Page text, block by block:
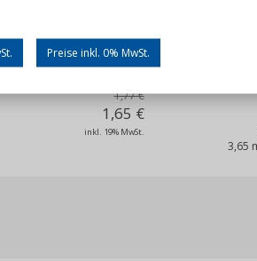
Multi Alu
1,77 €
1,65 €
inkl. 19% MwSt.
K2 Montageschiene
3,65
Preise inkl. 0% MwSt.